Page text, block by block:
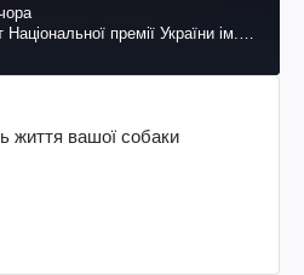
премії України ім.
життя вашої собаки